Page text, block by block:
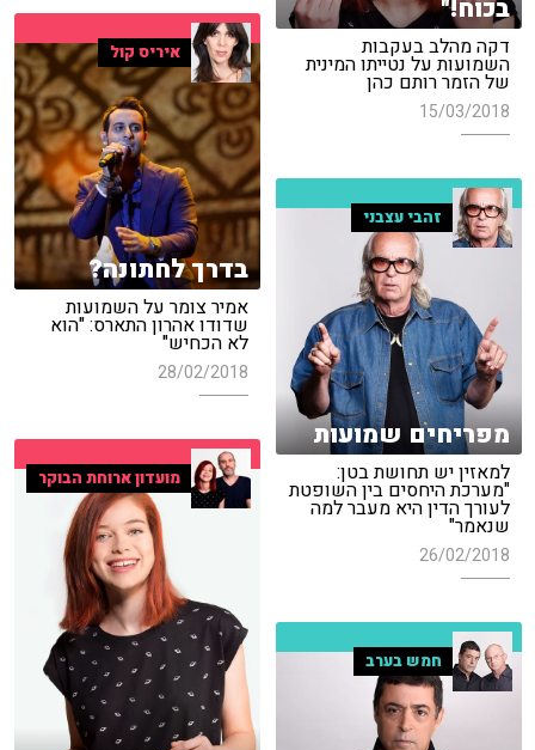
בכוח!"
דקה מהלב בעקבות
השמועות על נטייתו המינית
של הזמר רותם כהן
15/03/2018
איריס קול
בדרך לחתונה?
אמיר צומר על השמועות
שדודו אהרון התארס: "הוא
לא הכחיש"
28/02/2018
זהבי עצבני
מפריחים שמועות
למאזין יש תחושת בטן:
"מערכת היחסים בין השופטת
לעורך הדין היא מעבר למה
שנאמר"
26/02/2018
מועדון ארוחת הבוקר
חמש בערב